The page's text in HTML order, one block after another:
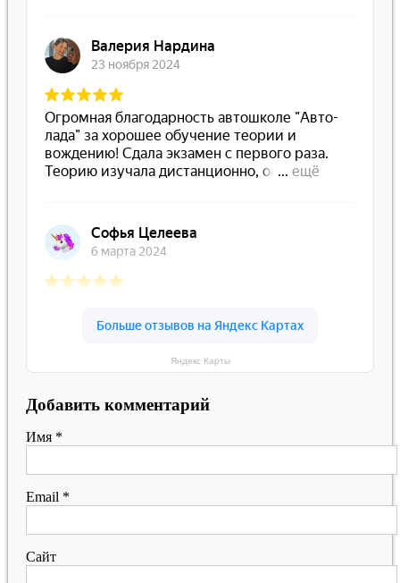
Яндекс Карты
Добавить комментарий
Имя *
Email *
Сайт